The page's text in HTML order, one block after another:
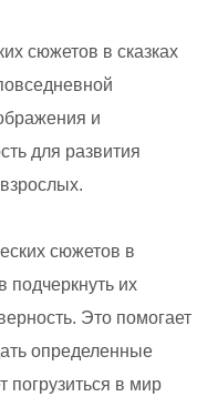
сюжетов в сказках
и
для развития
сюжетов в
подчеркнуть их
Это помогает
определенные
погрузиться в мир